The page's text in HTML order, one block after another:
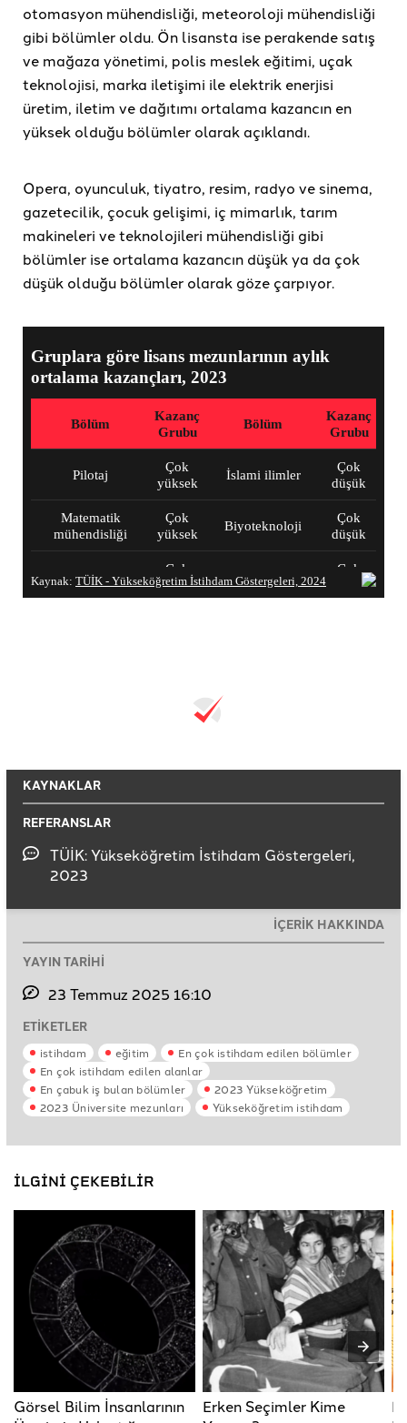
otomasyon mühendisliği, meteoroloji mühendisliği
gibi bölümler oldu. Ön lisansta ise perakende satış
ve mağaza yönetimi, polis meslek eğitimi, uçak
teknolojisi, marka iletişimi ile elektrik enerjisi
üretim, iletim ve dağıtımı ortalama kazancın en
yüksek olduğu bölümler olarak açıklandı.
Opera, oyunculuk, tiyatro, resim, radyo ve sinema,
gazetecilik, çocuk gelişimi, iç mimarlık, tarım
makineleri ve teknolojileri mühendisliği gibi
bölümler ise ortalama kazancın düşük ya da çok
düşük olduğu bölümler olarak göze çarpıyor.
KAYNAKLAR
REFERANSLAR
TÜİK: Yükseköğretim İstihdam Göstergeleri,
2023
İÇERİK HAKKINDA
YAYIN TARİHİ
23 Temmuz 2025 16:10
ETİKETLER
istihdam eğitim
En çok istihdam edilen bölümler
En çok istihdam edilen alanlar
En çabuk iş bulan bölümler
2023 Yükseköğretim
2023 Üniversite mezunları
Yükseköğretim istihdam
İLGİNİ ÇEKEBİLİR
Görsel Bilim İnsanlarının
Erken Seçimler Kime